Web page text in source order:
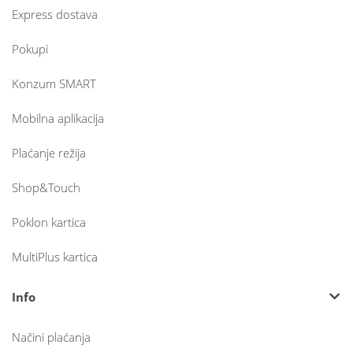
Express dostava
Pokupi
Konzum SMART
Mobilna aplikacija
Plaćanje režija
Shop&Touch
Poklon kartica
MultiPlus kartica
Info
Načini plaćanja